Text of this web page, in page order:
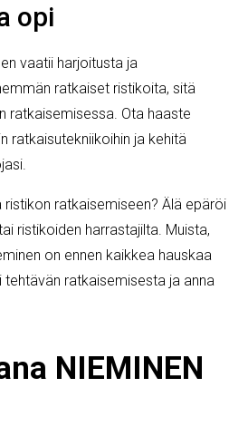
opi
vaatii harjoitusta ja
ratkaiset ristikoita, sitä
ratkaisemisessa. Ota haaste
ratkaisutekniikoihin ja kehitä
ratkaisemiseen? Älä epäröi
ristikoiden harrastajilta. Muista,
on ennen kaikkea hauskaa
tehtävän ratkaisemisesta ja anna
NIEMINEN